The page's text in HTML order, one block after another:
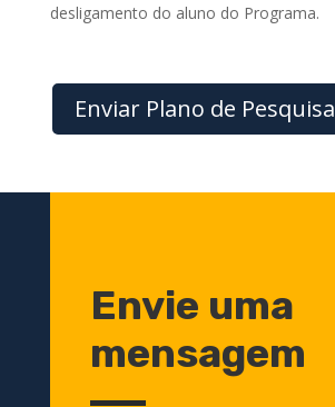
desligamento do aluno do Programa.
Enviar Plano de Pesquisa
Envie uma
mensagem